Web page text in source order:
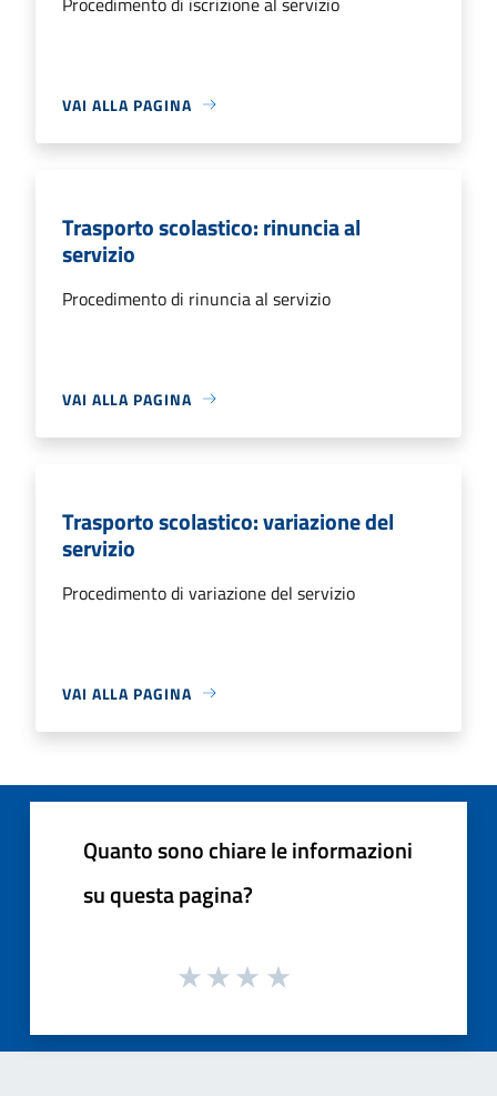
VAI ALLA PAGINA
Trasporto scolastico: rinuncia al
servizio
Procedimento di rinuncia al servizio
VAI ALLA PAGINA
Trasporto scolastico: variazione del
servizio
Procedimento di variazione del servizio
VAI ALLA PAGINA
Quanto sono chiare le informazioni
su questa pagina?